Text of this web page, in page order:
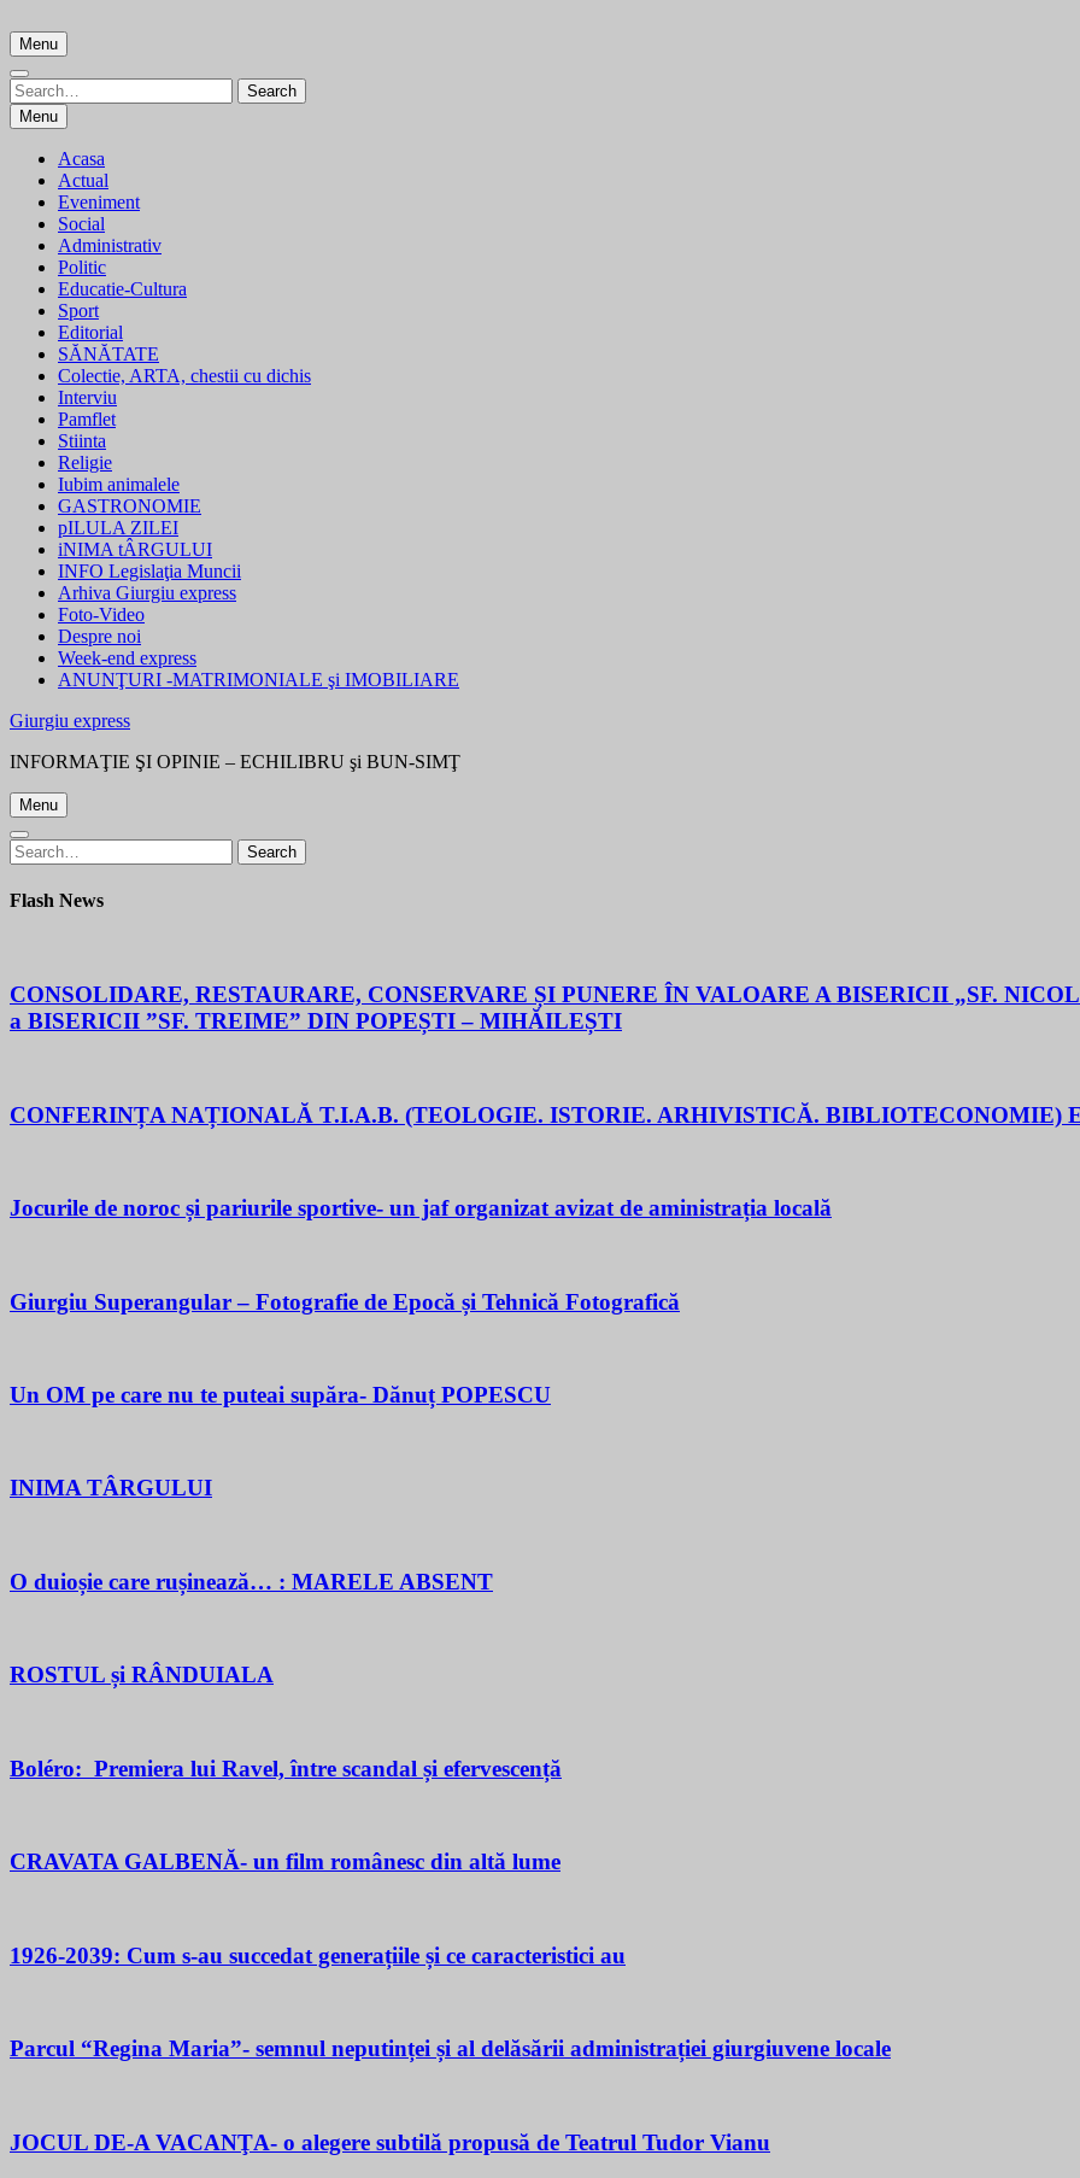
to
content
Menu
Search
for:
Search
Menu
Acasa
Actual
Eveniment
Social
Administrativ
Politic
Educatie-Cultura
Sport
Editorial
SĂNĂTATE
Colectie, ARTA, chestii cu dichis
Interviu
Pamflet
Stiinta
Religie
Iubim animalele
GASTRONOMIE
pILULA ZILEI
iNIMA tÂRGULUI
INFO Legislaţia Muncii
Arhiva Giurgiu express
Foto-Video
Despre noi
Week-end express
ANUNŢURI -MATRIMONIALE şi IMOBILIARE
Giurgiu express
INFORMAŢIE ŞI OPINIE – ECHILIBRU şi BUN-SIMŢ
Menu
Search
for:
Search
Flash News
CONSOLIDARE, RESTAURARE, CONSERVARE ȘI PUNERE ÎN VALOARE A BISERICII „SF.
a BISERICII ”SF. TREIME” DIN POPEȘTI – MIHĂILEȘTI
CONFERINȚA NAȚIONALĂ T.I.A.B. (TEOLOGIE. ISTORIE. ARHIVISTICĂ. BIBLIOTECONOMIE)
Jocurile de noroc și pariurile sportive- un jaf organizat avizat de aministrația locală
Giurgiu Superangular – Fotografie de Epocă și Tehnică Fotografică
Un OM pe care nu te puteai supăra- Dănuț POPESCU
INIMA TÂRGULUI
O duioșie care rușinează… : MARELE ABSENT
ROSTUL și RÂNDUIALA
Boléro: Premiera lui Ravel, între scandal și efervescență
CRAVATA GALBENĂ- un film românesc din altă lume
1926-2039: Cum s-au succedat generațiile și ce caracteristici au
Parcul “Regina Maria”- semnul neputinței și al delăsării administrației giurgiuvene locale
JOCUL DE-A VACANŢA- o alegere subtilă propusă de Teatrul Tudor Vianu